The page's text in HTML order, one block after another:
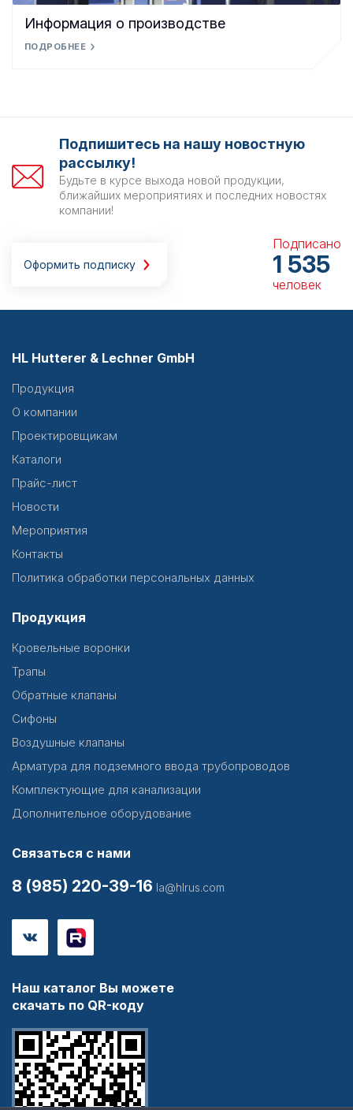
Информация о производстве
ПОДРОБНЕЕ
Подпишитесь на нашу новостную
рассылку!
Будьте в курсе выхода новой продукции,
ближайших мероприятиях и последних новостях
компании!
Оформить подписку
Подписано
1 535
человек
HL Hutterer & Lechner GmbH
Продукция
О компании
Проектировщикам
Каталоги
Прайс-лист
Новости
Мероприятия
Контакты
Политика обработки персональных данных
Продукция
Кровельные воронки
Трапы
Обратные клапаны
Сифоны
Воздушные клапаны
Арматура для подземного ввода трубопроводов
Комплектующие для канализации
Дополнительное оборудование
Связаться с нами
8 (985) 220-39-16 la@hlrus.com
Наш каталог Вы можете
скачать по QR-коду